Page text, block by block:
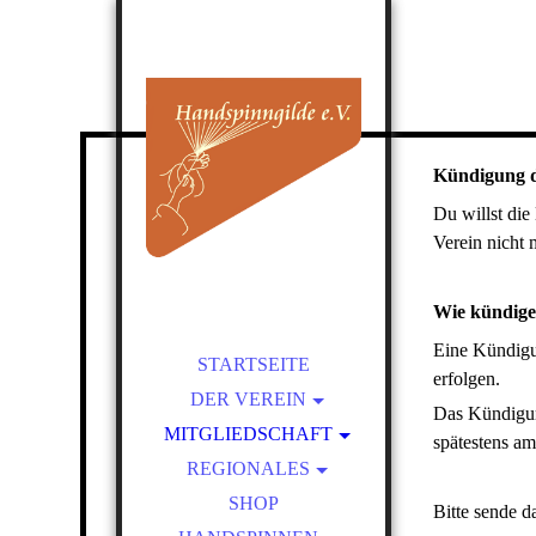
STARTSEITE
DER VEREIN
ÜBER UNS
SATZUNG
PRESSEBEREICH
MITGLIEDSCHAFT
BEITRITT
VORTEILE EINER
REGIONALES
KURSLEITER-
SHOP
Kündigung
Du willst die
Verein nicht
Wie
Eine
erfolgen.
Das
spätestens
Bitte sende